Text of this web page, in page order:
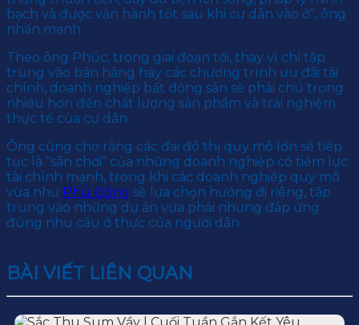
bạch và được vận hành tốt sau khi cư dân vào ở”, ông
nhấn mạnh.
Theo ông Phúc, trong giai đoạn tới, thay vì chỉ tập
trung vào bán hàng hay các chương trình ưu đãi tài
chính, doanh nghiệp bất động sản sẽ phải chú trọng
nhiều hơn đến chất lượng sản phẩm và trải nghiệm
thực tế của cư dân.
Ông cũng cho rằng các đại đô thị quy mô lớn sẽ tiếp
tục là “sân chơi” của những doanh nghiệp có tiềm lực
tài chính mạnh, trong khi các doanh nghiệp quy mô
vừa như Phú Đông sẽ lựa chọn hướng đi riêng, tập
trung vào những dự án vừa phải nhưng đáp ứng
đúng nhu cầu ở thực của người dân.
BÀI VIẾT LIÊN QUAN